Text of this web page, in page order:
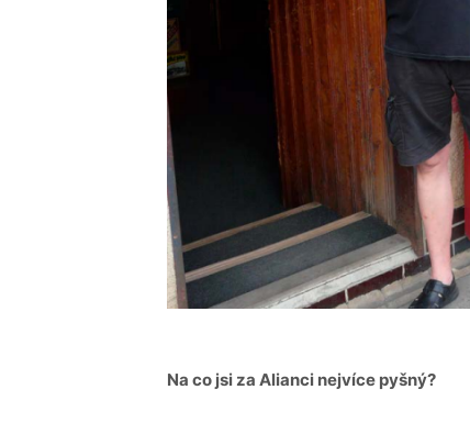
Na co jsi za Alianci nejvíce pyšný?